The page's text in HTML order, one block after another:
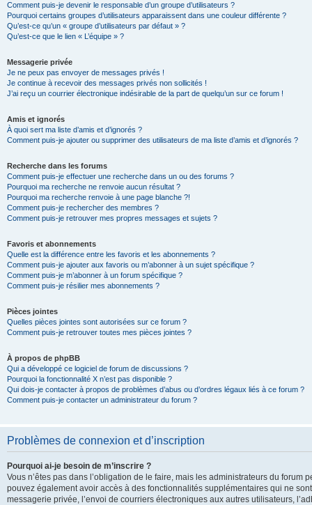
Comment puis-je devenir le responsable d’un groupe d’utilisateurs ?
Pourquoi certains groupes d’utilisateurs apparaissent dans une couleur différente ?
Qu’est-ce qu’un « groupe d’utilisateurs par défaut » ?
Qu’est-ce que le lien « L’équipe » ?
Messagerie privée
Je ne peux pas envoyer de messages privés !
Je continue à recevoir des messages privés non sollicités !
J’ai reçu un courrier électronique indésirable de la part de quelqu’un sur ce forum !
Amis et ignorés
À quoi sert ma liste d’amis et d’ignorés ?
Comment puis-je ajouter ou supprimer des utilisateurs de ma liste d’amis et d’ignorés ?
Recherche dans les forums
Comment puis-je effectuer une recherche dans un ou des forums ?
Pourquoi ma recherche ne renvoie aucun résultat ?
Pourquoi ma recherche renvoie à une page blanche ?!
Comment puis-je rechercher des membres ?
Comment puis-je retrouver mes propres messages et sujets ?
Favoris et abonnements
Quelle est la différence entre les favoris et les abonnements ?
Comment puis-je ajouter aux favoris ou m’abonner à un sujet spécifique ?
Comment puis-je m’abonner à un forum spécifique ?
Comment puis-je résilier mes abonnements ?
Pièces jointes
Quelles pièces jointes sont autorisées sur ce forum ?
Comment puis-je retrouver toutes mes pièces jointes ?
À propos de phpBB
Qui a développé ce logiciel de forum de discussions ?
Pourquoi la fonctionnalité X n’est pas disponible ?
Qui dois-je contacter à propos de problèmes d’abus ou d’ordres légaux liés à ce forum ?
Comment puis-je contacter un administrateur du forum ?
Problèmes de connexion et d’inscription
Pourquoi ai-je besoin de m’inscrire ?
Vous n’êtes pas dans l’obligation de le faire, mais les administrateurs du
pouvez également avoir accès à des fonctionnalités supplémentaires qui ne
messagerie privée, l’envoi de courriers électroniques aux autres utilisateurs,